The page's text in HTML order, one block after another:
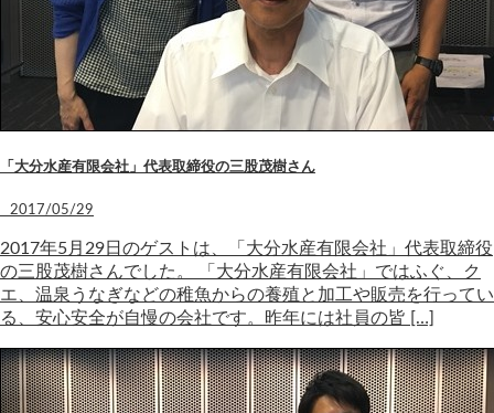
「大分水産有限会社」代表取締役の三股茂樹さん
2017/05/29
2017年5月29日のゲストは、「大分水産有限会社」代表取締役
の三股茂樹さんでした。 「大分水産有限会社」ではふぐ、ク
エ、温泉うなぎなどの稚魚からの養殖と加工や販売を行ってい
る、安心安全が自慢の会社です。昨年には社員の皆 […]